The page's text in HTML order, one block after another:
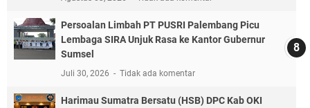
Persoalan Limbah PT PUSRI Palembang Picu
Lembaga SIRA Unjuk Rasa ke Kantor Gubernur
Sumsel
Juli 30, 2026 Tidak ada komentar
Harimau Sumatra Bersatu (HSB) DPC Kab OKI